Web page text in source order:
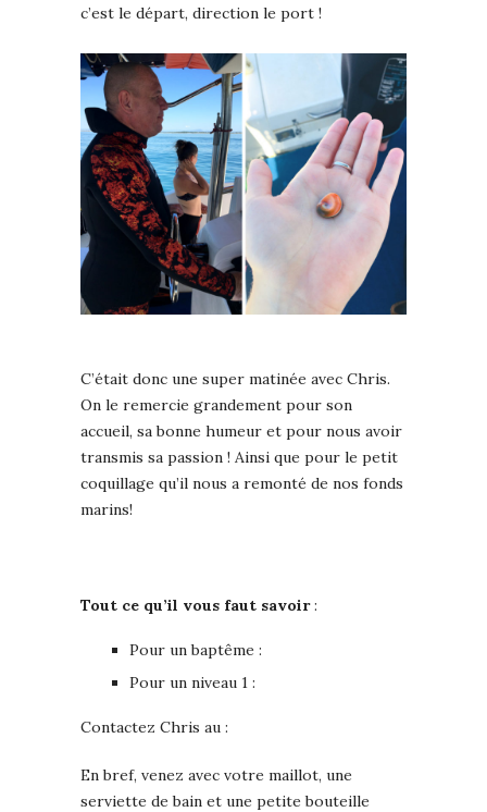
c’est le départ, direction le port !
C’était donc une super matinée avec Chris.
On le remercie grandement pour son
accueil, sa bonne humeur et pour nous avoir
transmis sa passion ! Ainsi que pour le petit
coquillage qu’il nous a remonté de nos fonds
marins!
Tout ce qu’il vous faut savoir:
Pour un baptême :
Pour un niveau 1 :
Contactez Chris au :
En bref, venez avec votre maillot, une
serviette de bain et une petite bouteille